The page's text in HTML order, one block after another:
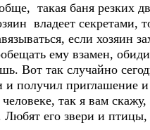
такая баня резких
владеет секретами,
если хозяин
ему взамен,
Вот так случайно
получил приглашение
так я вам
его звери и